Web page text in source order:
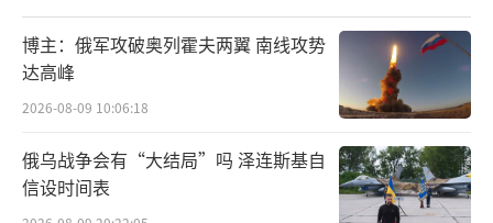
博主：俄军攻破奥列霍夫两翼 南线攻势
达高峰
2026-08-09 10:06:18
俄乌战争会有“大结局”吗 泽连斯基自
信设时间表